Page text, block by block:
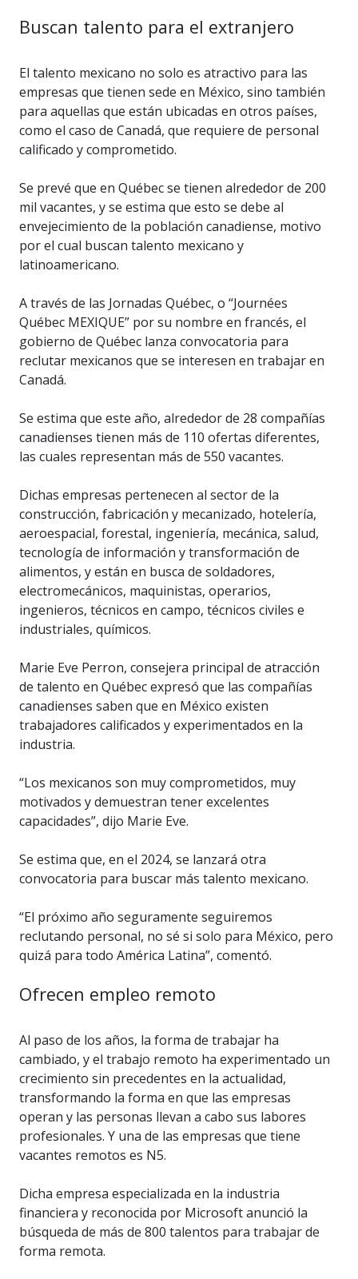
Buscan talento para el extranjero
El talento mexicano no solo es atractivo para las
empresas que tienen sede en México, sino también
para aquellas que están ubicadas en otros países,
como el caso de Canadá, que requiere de personal
calificado y comprometido.
Se prevé que en Québec se tienen alrededor de 200
mil vacantes, y se estima que esto se debe al
envejecimiento de la población canadiense, motivo
por el cual buscan talento mexicano y
latinoamericano.
A través de las Jornadas Québec, o “Journées
Québec MEXIQUE” por su nombre en francés, el
gobierno de Québec lanza convocatoria para
reclutar mexicanos que se interesen en trabajar en
Canadá.
Se estima que este año, alrededor de 28 compañías
canadienses tienen más de 110 ofertas diferentes,
las cuales representan más de 550 vacantes.
Dichas empresas pertenecen al sector de la
construcción, fabricación y mecanizado, hotelería,
aeroespacial, forestal, ingeniería, mecánica, salud,
tecnología de información y transformación de
alimentos, y están en busca de soldadores,
electromecánicos, maquinistas, operarios,
ingenieros, técnicos en campo, técnicos civiles e
industriales, químicos.
Marie Eve Perron, consejera principal de atracción
de talento en Québec expresó que las compañías
canadienses saben que en México existen
trabajadores calificados y experimentados en la
industria.
“Los mexicanos son muy comprometidos, muy
motivados y demuestran tener excelentes
capacidades”, dijo Marie Eve.
Se estima que, en el 2024, se lanzará otra
convocatoria para buscar más talento mexicano.
“El próximo año seguramente seguiremos
reclutando personal, no sé si solo para México, pero
quizá para todo América Latina”, comentó.
Ofrecen empleo remoto
Al paso de los años, la forma de trabajar ha
cambiado, y el trabajo remoto ha experimentado un
crecimiento sin precedentes en la actualidad,
transformando la forma en que las empresas
operan y las personas llevan a cabo sus labores
profesionales. Y una de las empresas que tiene
vacantes remotos es N5.
Dicha empresa especializada en la industria
financiera y reconocida por Microsoft anunció la
búsqueda de más de 800 talentos para trabajar de
forma remota.